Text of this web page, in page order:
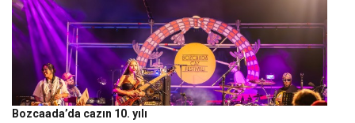
Bozcaada’da cazın 10. yılı